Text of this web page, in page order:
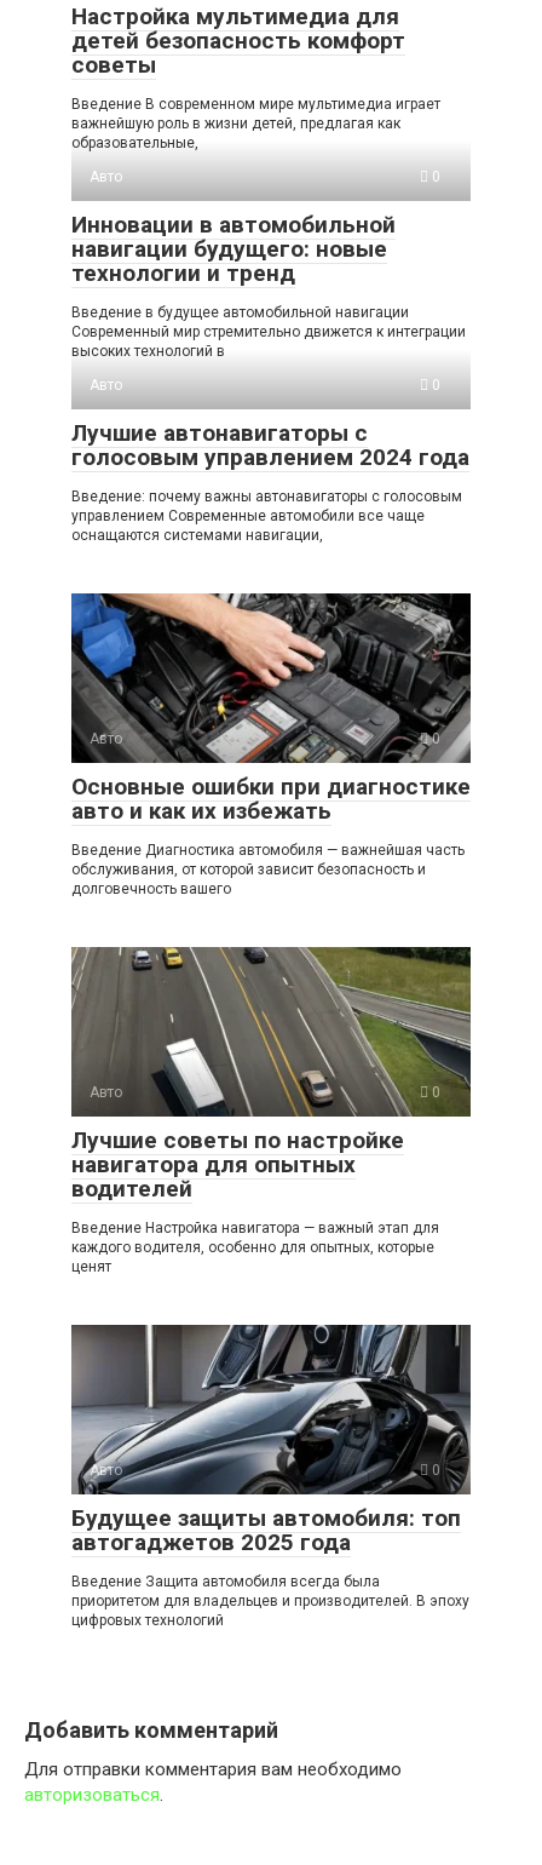
Настройка мультимедиа для
детей безопасность комфорт
советы
Введение В современном мире мультимедиа играет
важнейшую роль в жизни детей, предлагая как
образовательные,
Авто
0
Инновации в автомобильной
навигации будущего: новые
технологии и тренд
Введение в будущее автомобильной навигации
Современный мир стремительно движется к интеграции
высоких технологий в
Авто
0
Лучшие автонавигаторы с
голосовым управлением 2024 года
Введение: почему важны автонавигаторы с голосовым
управлением Современные автомобили все чаще
оснащаются системами навигации,
Авто 0
Основные ошибки при диагностике
авто и как их избежать
Введение Диагностика автомобиля — важнейшая часть
обслуживания, от которой зависит безопасность и
долговечность вашего
Авто 0
Лучшие советы по настройке
навигатора для опытных
водителей
Введение Настройка навигатора — важный этап для
каждого водителя, особенно для опытных, которые
ценят
Авто 0
Будущее защиты автомобиля: топ
автогаджетов 2025 года
Введение Защита автомобиля всегда была
приоритетом для владельцев и производителей. В эпоху
цифровых технологий
Добавить комментарий
Для отправки комментария вам необходимо
авторизоваться.